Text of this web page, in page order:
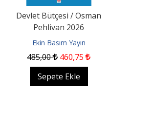
Devlet Bütçesi / Osman
Pehlivan 2026
Ekin Basım Yayın
485,00 460,75
Sepete Ekle